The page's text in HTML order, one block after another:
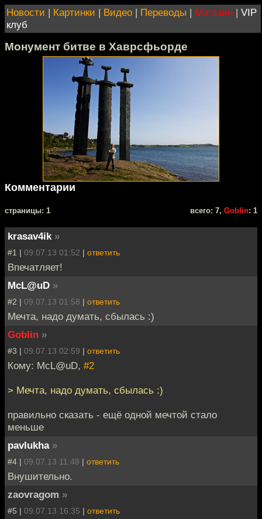
Новости | Картинки | Видео | Переводы | Магазин | VIP
клуб
Монумент битве в Хаврсфьорде
Комментарии
cтраницы: 1 всего: 7, Goblin: 1
krasav4ik »
#1 | 09.07.13 01:52 | ответить
Впечатляет!
McL@uD »
#2 | 09.07.13 01:58 | ответить
Мечта, надо думать, сбылась :)
Goblin »
#3 | 09.07.13 02:59 | ответить
Кому: McL@uD, #2
> Мечта, надо думать, сбылась :)
правильно сказать - ещё одной мечтой стало
меньше
pavlukha »
#4 | 09.07.13 11:48 | ответить
Внушительно.
zaovragom »
#5 | 09.07.13 16:35 | ответить